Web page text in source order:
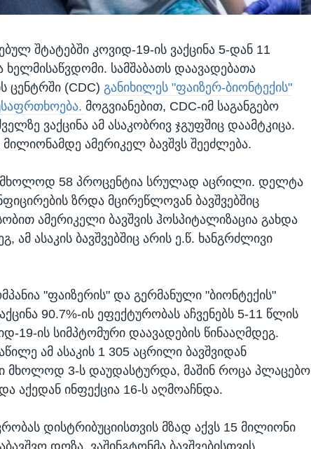
შტატებში კოვიდ-19-ის ვაქცინა 5-დან 11
ხელმისაწვდომი. სამშაბათს დაავადებათა
ცენტრში (CDC) განიხილეს "ფაიზერ-ბიონტექის"
მოგვიანებით, CDC-იმ საგანგებო
ვაქცინა ამ ასაკობრივ ჯგუფშიც დაამტკიცა.
ამერიკელ ბავშვს შეეძლება.
მხოლოდ 58 პროცენტია სრულად აცრილი. დელტა
ზრდა მცირეწლოვან ბავშვებშიც
ამერიკელი ბავშვის ჰოსპიტალიზაცია გახდა
ამ ასაკის ბავშვებშიც არის ე.წ. ხანგრძლივი
"ფაიზერის" და გერმანული "ბიონტექის"
90.7%-ის ეფექტურობას აჩვენებს 5-11 წლის
19-ის სიმპტომური დაავადების წინააღმდეგ.
ამ ასაკის 1 305 აცრილი ბავშვიდან
მხოლოდ 3-ს დაუდასტურდა, მაშინ როცა პლაცებო
აქედან ინფექცია 16-ს აღმოაჩნდა.
დისტრიბუციისთვის მზად აქვს 15 მილიონი
დოზა. ვაშინგტონმა ბავშვებისთვის